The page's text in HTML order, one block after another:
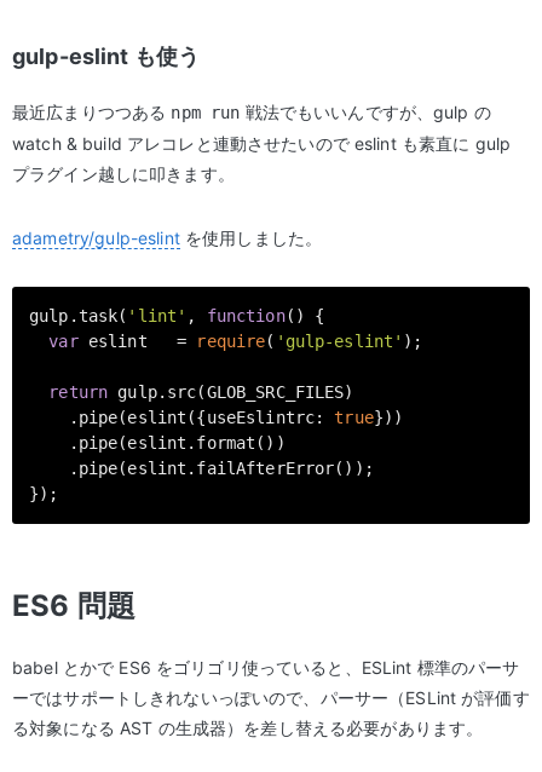
gulp-eslint も使う
最近広まりつつある npm run 戦法でもいいんですが、gulp の
watch & build アレコレと連動させたいので eslint も素直に gulp
プラグイン越しに叩きます。
adametry/gulp-eslintを使用しました。
gulp.task( 'lint' , function( ) {
var eslint   = require( 'gulp-eslint' );
return gulp.src(GLOB_SRC_FILES)
    .pipe(eslint({
useEslintrc: true}))
    .pipe(eslint.format())
    .pipe(eslint.failAfterError());
ES6 問題
babel とかで ES6 をゴリゴリ使っていると、ESLint 標準のパーサ
ーではサポートしきれないっぽいので、パーサー（ESLint が評価す
る対象になる AST の生成器）を差し替える必要があります。